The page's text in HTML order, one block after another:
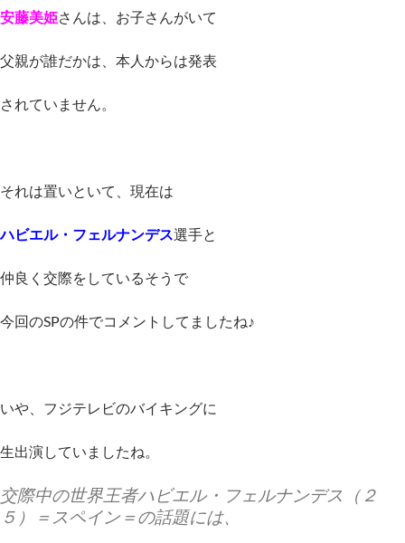
安藤美姫さんは、お子さんがいて
父親が誰だかは、本人からは発表
されていません。
それは置いといて、現在は
ハビエル・フェルナンデス選手と
仲良く交際をしているそうで
今回のSPの件でコメントしてましたね♪
いや、フジテレビのバイキングに
生出演していましたね。
交際中の世界王者ハビエル・フェルナンデス（２
５）＝スペイン＝の話題には、